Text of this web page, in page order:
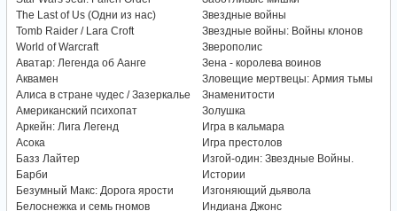
The Last of Us (Одни из нас)
Tomb Raider / Lara Croft
World of Warcraft
Аватар: Легенда об Аанге
Аквамен
Алиса в стране чудес / Зазеркалье
Американский психопат
Аркейн: Лига Легенд
Асока
Базз Лайтер
Барби
Безумный Макс: Дорога ярости
Белоснежка и семь гномов
Звездные войны
Звездные войны: Войны клонов
Зверополис
Зена - королева воинов
Зловещие мертвецы: Армия тьмы
Знаменитости
Золушка
Игра в кальмара
Игра престолов
Изгой-один: Звездные Войны.
Истории
Изгоняющий дьявола
Индиана Джонс